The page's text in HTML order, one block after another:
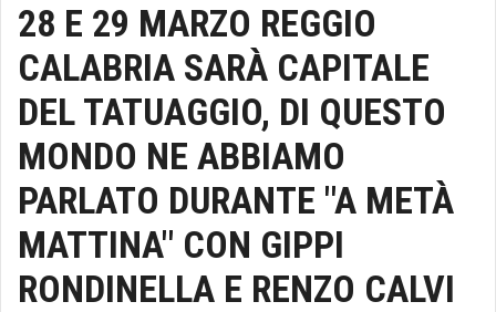
28 E 29 MARZO REGGIO
CALABRIA SARÀ CAPITALE
DEL TATUAGGIO, DI QUESTO
MONDO NE ABBIAMO
PARLATO DURANTE "A METÀ
MATTINA" CON GIPPI
RONDINELLA E RENZO CALVI